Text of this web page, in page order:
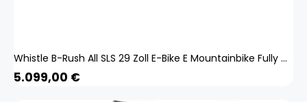
Whistle B-Rush All SLS 29 Zoll E-Bike E Mountainbike Fully MTB Bosch Pedelec
5.099,00 €